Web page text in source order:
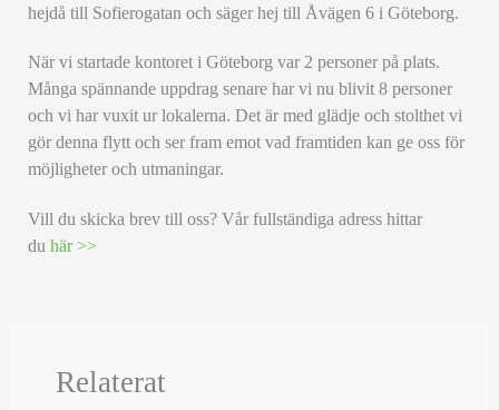
hejdå till Sofierogatan och säger hej till Åvägen 6 i Göteborg.
När vi startade kontoret i Göteborg var 2 personer på plats.
Många spännande uppdrag senare har vi nu blivit 8 personer
och vi har vuxit ur lokalerna. Det är med glädje och stolthet vi
gör denna flytt och ser fram emot vad framtiden kan ge oss för
möjligheter och utmaningar.
Vill du skicka brev till oss? Vår fullständiga adress hittar
duhär >>
Relaterat